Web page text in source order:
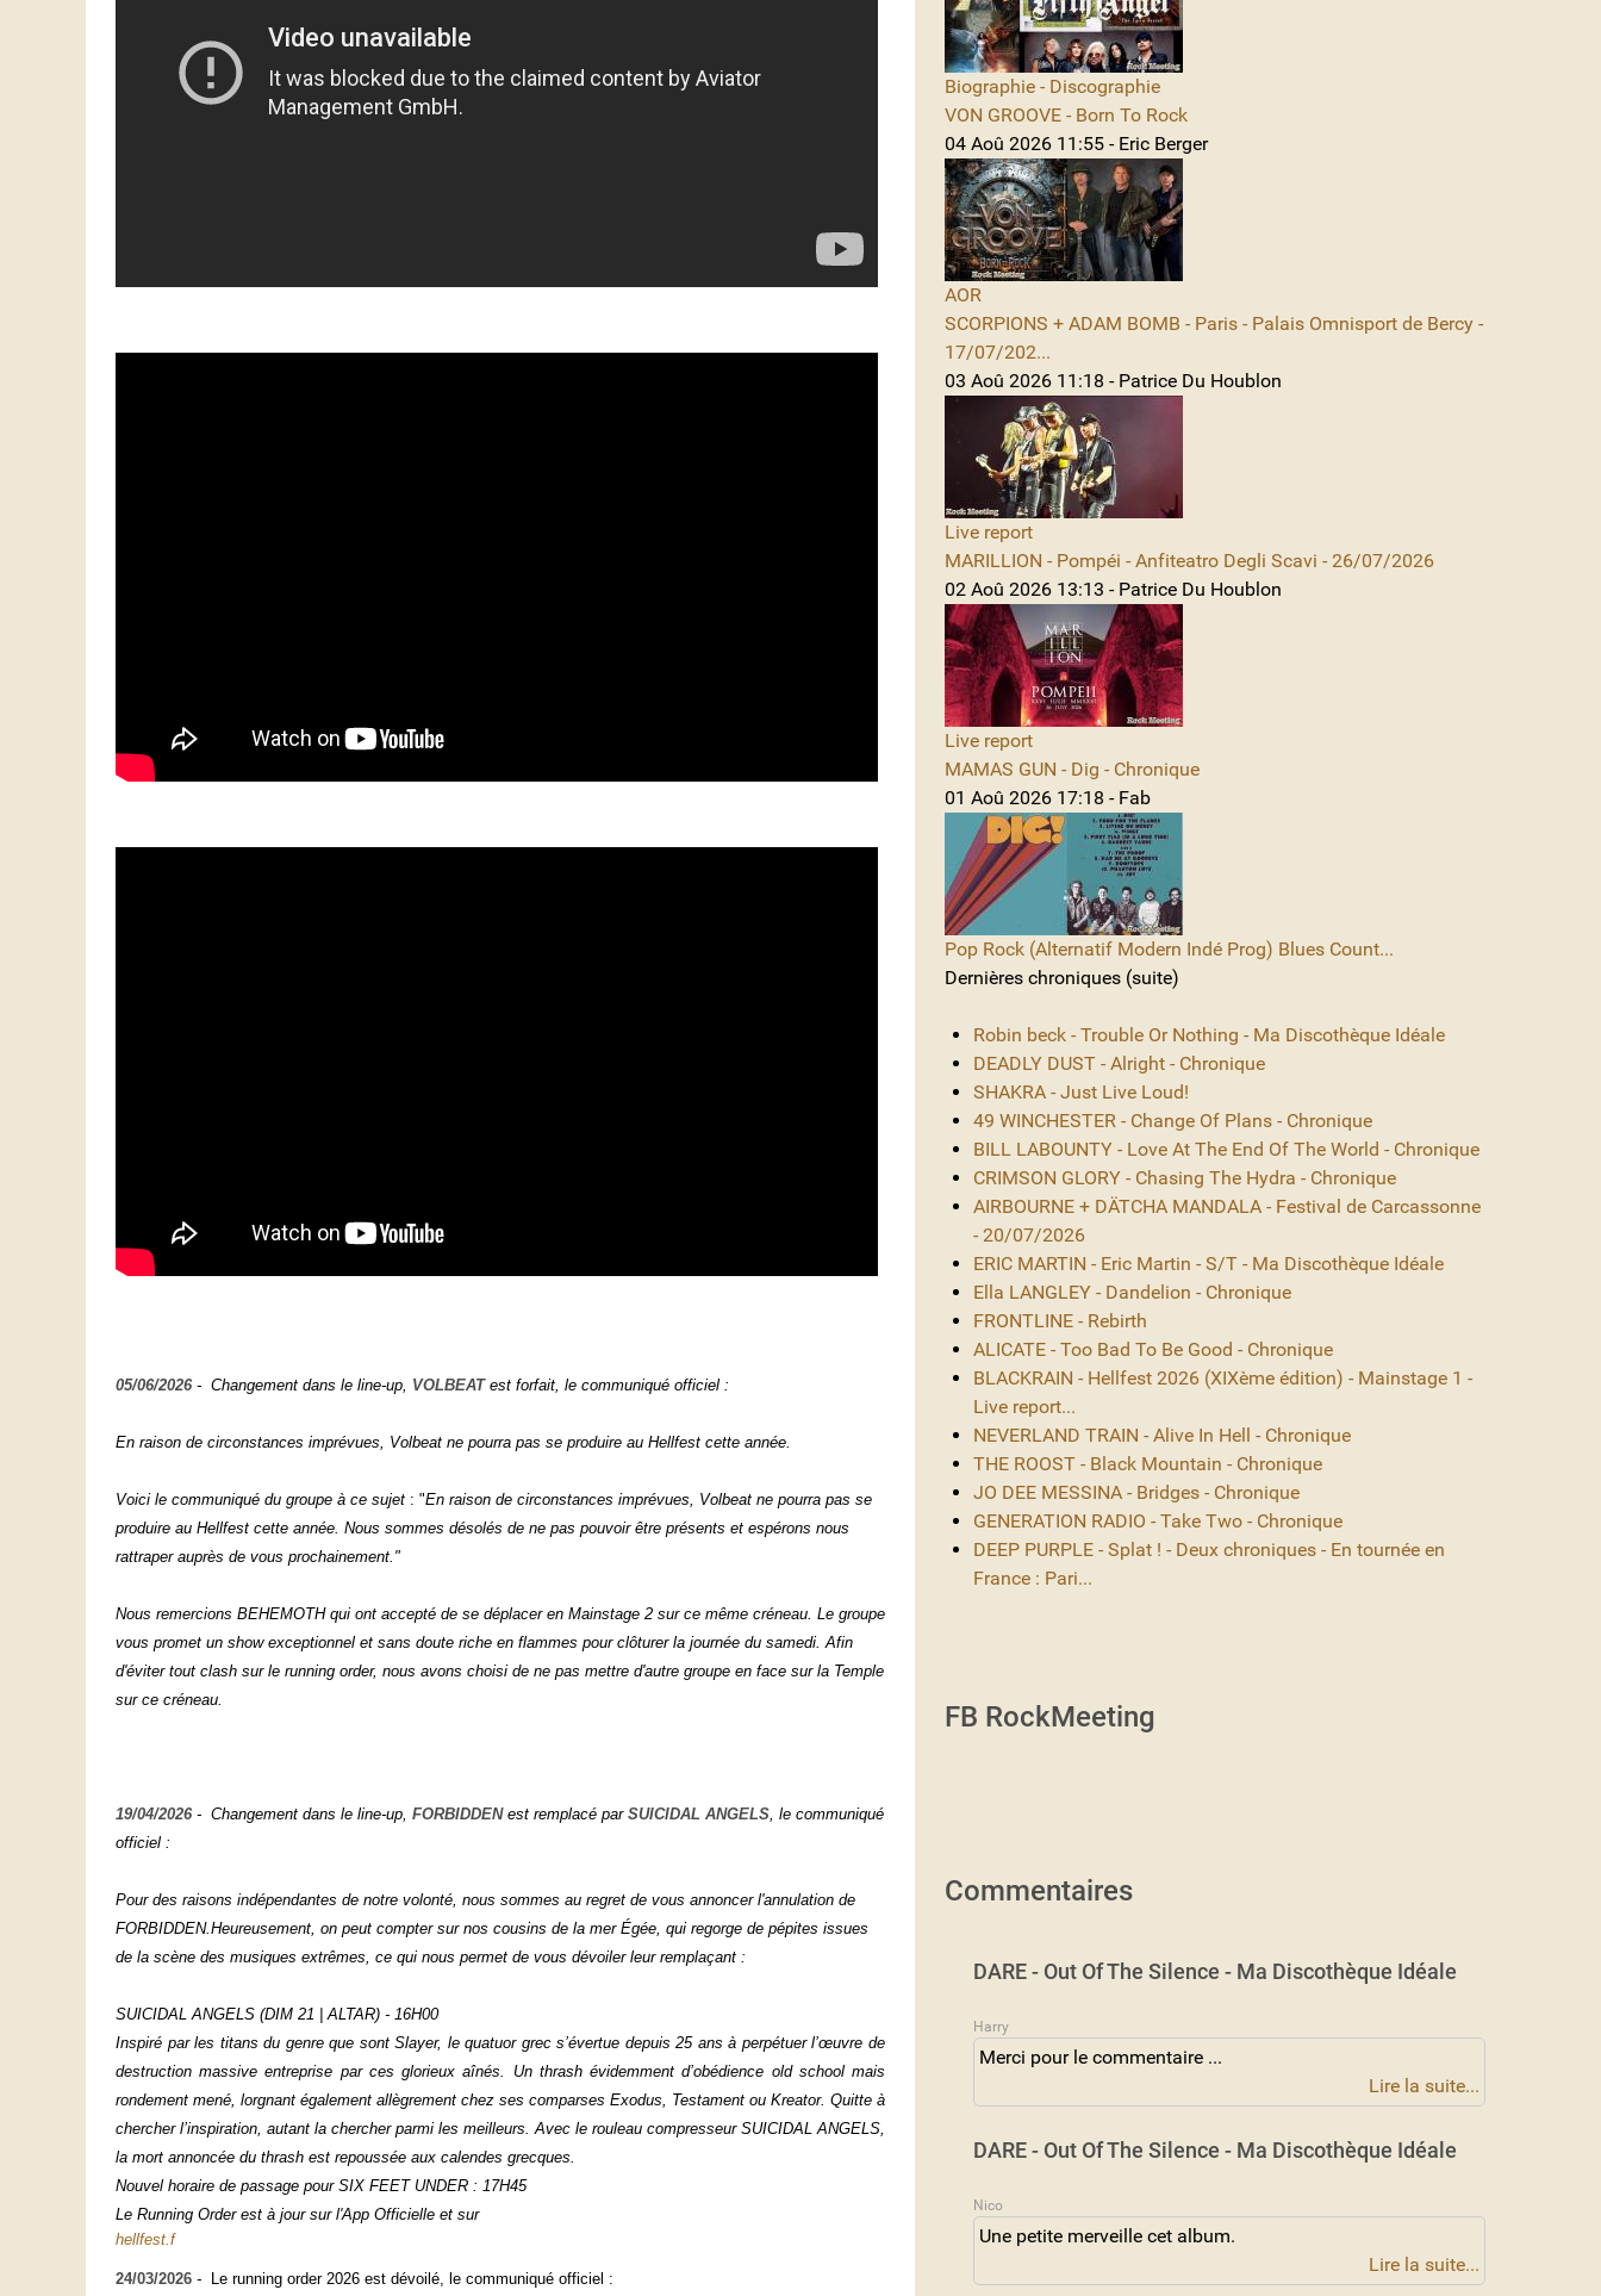
05/06/2026 - Changement dans le line-up, VOLBEATest forfait, le communiqué officiel :
En raison de circonstances imprévues, Volbeat ne pourra pas se produire au Hellfest cette année.
Voici le communiqué du groupe à ce sujet : "En raison de circonstances imprévues, Volbeat ne pourra pas se
produire au Hellfest cette année. Nous sommes désolés de ne pas pouvoir être présents et espérons nous
rattraper auprès de vous prochainement."
Nous remercions BEHEMOTH qui ont accepté de se déplacer en Mainstage 2 sur ce même créneau. Le groupe
vous promet un show exceptionnel et sans doute riche en flammes pour clôturer la journée du samedi. Afin
d'éviter tout clash sur le running order, nous avons choisi de ne pas mettre d'autre groupe en face sur la Temple
sur ce créneau.
19/04/2026 - Changement dans le line-up, FORBIDDENest remplacé par SUICIDAL ANGELS , le communiqué
officiel :
Pour des raisons indépendantes de notre volonté, nous sommes au regret de vous annoncer l'annulation de
FORBIDDEN.Heureusement, on peut compter sur nos cousins de la mer Égée, qui regorge de pépites issues
de la scène des musiques extrêmes, ce qui nous permet de vous dévoiler leur remplaçant :
SUICIDAL ANGELS (DIM 21 | ALTAR) - 16H00
Inspiré par les titans du genre que sont Slayer, le quatuor grec s’évertue depuis 25 ans à perpétuer l’œuvre de
destruction massive entreprise par ces glorieux aînés. Un thrash évidemment d’obédience old school mais
rondement mené, lorgnant également allègrement chez ses comparses Exodus, Testament ou Kreator. Quitte à
chercher l’inspiration, autant la chercher parmi les meilleurs. Avec le rouleau compresseur SUICIDAL ANGELS,
la mort annoncée du thrash est repoussée aux calendes grecques.
Nouvel horaire de passage pour SIX FEET UNDER : 17H45
Le Running Order est à jour sur l'App Officielle et sur
hellfest.f
24/03/2026 - Le running order 2026 est dévoilé, le communiqué officiel :
Biographie - Discographie
VON GROOVE - Born To Rock
04 Aoû 2026 11:55 - Eric Berger
AOR
SCORPIONS + ADAM BOMB - Paris - Palais Omnisport de Bercy -
17/07/202...
03 Aoû 2026 11:18 - Patrice Du Houblon
Live report
MARILLION - Pompéi - Anfiteatro Degli Scavi - 26/07/2026
02 Aoû 2026 13:13 - Patrice Du Houblon
Live report
MAMAS GUN - Dig - Chronique
01 Aoû 2026 17:18 - Fab
Pop Rock (Alternatif Modern Indé Prog) Blues Count...
Dernières chroniques (suite)
Robin beck - Trouble Or Nothing - Ma Discothèque Idéale
DEADLY DUST - Alright - Chronique
SHAKRA - Just Live Loud!
49 WINCHESTER - Change Of Plans - Chronique
BILL LABOUNTY - Love At The End Of The World - Chronique
CRIMSON GLORY - Chasing The Hydra - Chronique
AIRBOURNE + DÄTCHA MANDALA - Festival de Carcassonne
- 20/07/2026
ERIC MARTIN - Eric Martin - S/T - Ma Discothèque Idéale
Ella LANGLEY - Dandelion - Chronique
FRONTLINE - Rebirth
ALICATE - Too Bad To Be Good - Chronique
BLACKRAIN - Hellfest 2026 (XIXème édition) - Mainstage 1 -
Live report...
NEVERLAND TRAIN - Alive In Hell - Chronique
THE ROOST - Black Mountain - Chronique
JO DEE MESSINA - Bridges - Chronique
GENERATION RADIO - Take Two - Chronique
DEEP PURPLE - Splat ! - Deux chroniques - En tournée en
France : Pari...
FB RockMeeting
Commentaires
DARE - Out Of The Silence - Ma Discothèque Idéale
Harry
Merci pour le commentaire ...
Lire la suite...
DARE - Out Of The Silence - Ma Discothèque Idéale
Nico
Une petite merveille cet album.
Lire la suite...